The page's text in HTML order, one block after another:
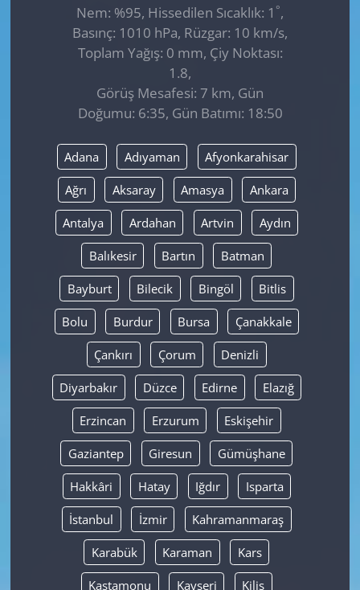
Nem: %95, Hissedilen Sıcaklık: 1 °,
Basınç: 1010 hPa, Rüzgar: 10 km/s,
Toplam Yağış: 0 mm, Çiy Noktası:
1.8,
Görüş Mesafesi: 7 km, Gün
Doğumu: 6:35, Gün Batımı: 18:50
Adana Adıyaman Afyonkarahisar
Ağrı Aksaray Amasya Ankara
Antalya Ardahan Artvin Aydın
Balıkesir Bartın Batman
Bayburt Bilecik Bingöl Bitlis
Bolu Burdur Bursa Çanakkale
Çankırı Çorum Denizli
Diyarbakır Düzce Edirne Elazığ
Erzincan Erzurum Eskişehir
Gaziantep Giresun Gümüşhane
Hakkâri Hatay Iğdır Isparta
İstanbul İzmir Kahramanmaraş
Karabük Karaman Kars
Kastamonu Kayseri Kilis
SİYASET
Yerel